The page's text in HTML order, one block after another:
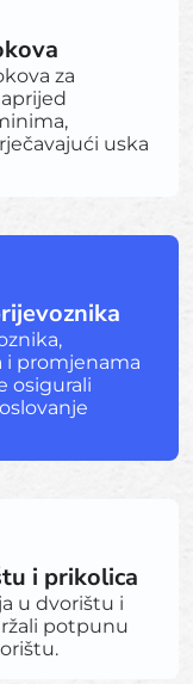
za
uska
i promjenama
osigurali
i prikolica
u dvorištu i
potpunu